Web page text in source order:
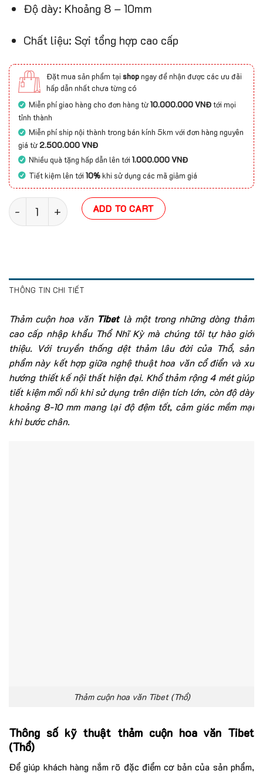
Độ dày: Khoảng 8 – 10mm
Chất liệu: Sợi tổng hợp cao cấp
Đặt mua sản phẩm tại shopngay để nhận được các ưu đãi
hấp dẫn nhất chưa từng có
Miễn phí giao hàng cho đơn hàng từ10.000.000 VNĐtới mọi
tỉnh thành
Miễn phí ship nội thành trong bán kính 5km với đơn hàng nguyên
giá từ2.500.000 VNĐ
Nhiều quà tặng hấp dẫn lên tới1.000.000 VNĐ
Tiết kiệm lên tới10%khi sử dụng các mã giảm giá
Thảm cuộn hoa văn Tibet (Thổ) quantity
ADD TO CART
THÔNG TIN CHI TIẾT
Thảm cuộn hoa văn Tibetlà một trong những dòng thảm
cao cấp nhập khẩu Thổ Nhĩ Kỳ mà chúng tôi tự hào giới
thiệu. Với truyền thống dệt thảm lâu đời của Thổ, sản
phẩm này kết hợp giữa nghệ thuật hoa văn cổ điển và xu
hướng thiết kế nội thất hiện đại. Khổ thảm rộng 4 mét giúp
tiết kiệm mối nối khi sử dụng trên diện tích lớn, còn độ dày
khoảng 8-10 mm mang lại độ đệm tốt, cảm giác mềm mại
khi bước chân.
Thảm cuộn hoa văn Tibet (Thổ)
Thông số kỹ thuật thảm cuộn hoa văn Tibet
(Thổ)
Để giúp khách hàng nắm rõ đặc điểm cơ bản của sản phẩm,